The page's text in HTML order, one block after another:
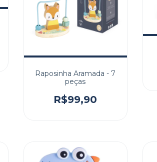
Raposinha Aramada - 7
peças
R$99,90